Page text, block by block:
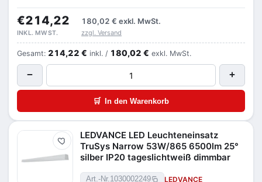
€214,22 180,02 € exkl. MwSt.
INKL. MWST. zzgl. Versand
Gesamt: 214,22 € inkl. / 180,02 € exkl. MwSt.
− +
🛒 In den Warenkorb
Merken
LEDVANCE LED Leuchteneinsatz
TruSys Narrow 53W/865 6500lm 25°
silber IP20 tageslichtweiß dimmbar
Art.-Nr.1030002249 LEDVANCE